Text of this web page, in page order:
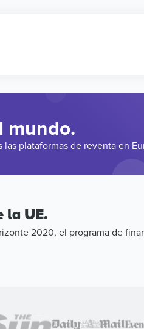
mundo.
plataformas de reventa en
la UE.
2020, el programa de